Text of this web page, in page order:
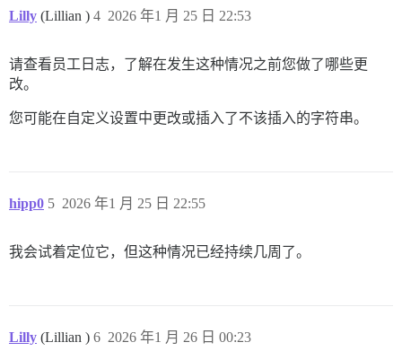
Lilly (Lillian ) 2026 年1 月 25 日 22:53
4
请查看员工日志，了解在发生这种情况之前您做了哪些更
改。
您可能在自定义设置中更改或插入了不该插入的字符串。
hipp0 2026 年1 月 25 日 22:55
5
我会试着定位它，但这种情况已经持续几周了。
Lilly (Lillian ) 2026 年1 月 26 日 00:23
6